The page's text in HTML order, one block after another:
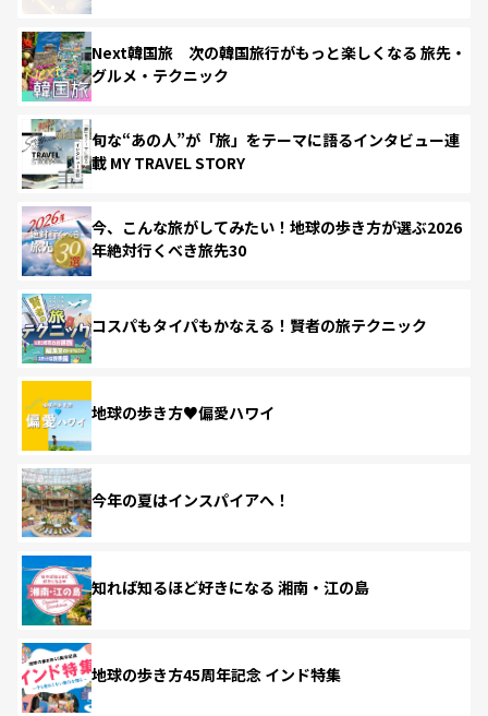
Next韓国旅 次の韓国旅行がもっと楽しくなる 旅先・
グルメ・テクニック
旬な“あの人”が「旅」をテーマに語るインタビュー連
載 MY TRAVEL STORY
今、こんな旅がしてみたい！地球の歩き方が選ぶ2026
年絶対行くべき旅先30
コスパもタイパもかなえる！賢者の旅テクニック
地球の歩き方♥偏愛ハワイ
今年の夏はインスパイアへ！
知れば知るほど好きになる 湘南・江の島
地球の歩き方45周年記念 インド特集